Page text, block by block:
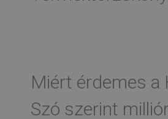
Miért érdemes a
Szó szerint